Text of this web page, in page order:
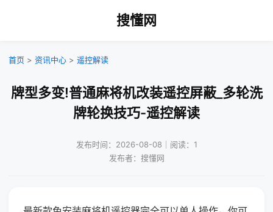
搜懂网
首页 > 资讯中心 > 遥控解读
牌型多变!普通麻将机改装遥控屏蔽_多轮洗
牌轮换技巧-遥控解读
发布时间：2026-08-08｜阅读：1
发布者：搜懂网